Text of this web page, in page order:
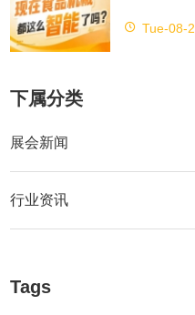
Tue-08-
下属分类
展会新闻
行业资讯
Tags